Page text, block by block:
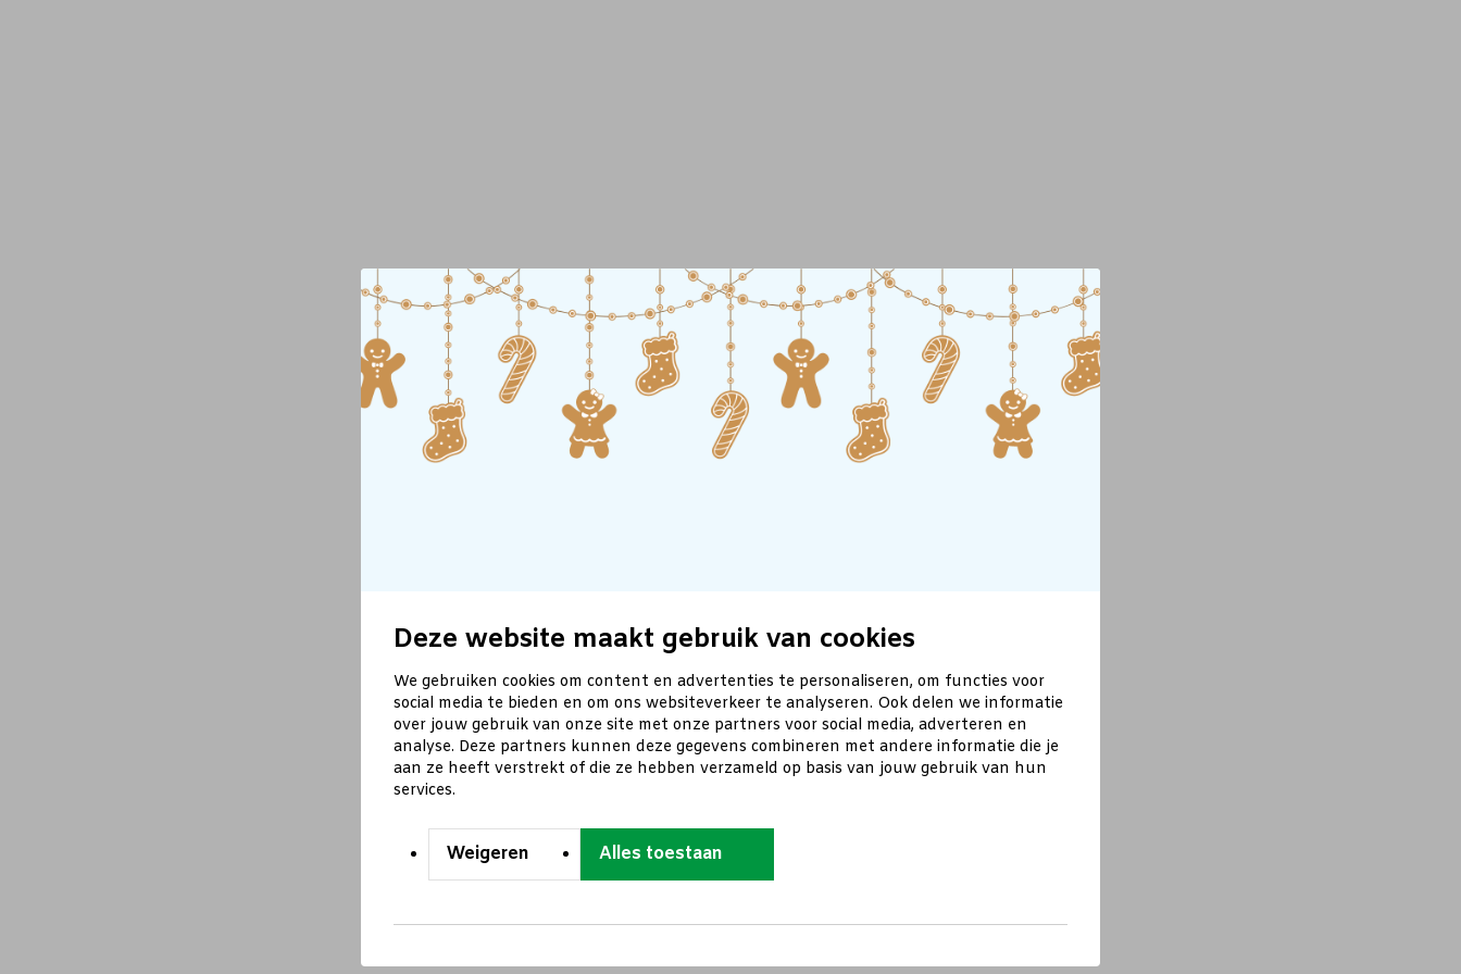
Deze website maakt gebruik van cookies
We gebruiken cookies om content en advertenties te personaliseren, om functies voor
social media te bieden en om ons websiteverkeer te analyseren. Ook delen we informatie
over jouw gebruik van onze site met onze partners voor social media, adverteren en
analyse. Deze partners kunnen deze gegevens combineren met andere informatie die je
aan ze heeft verstrekt of die ze hebben verzameld op basis van jouw gebruik van hun
services.
Weigeren Alles toestaan